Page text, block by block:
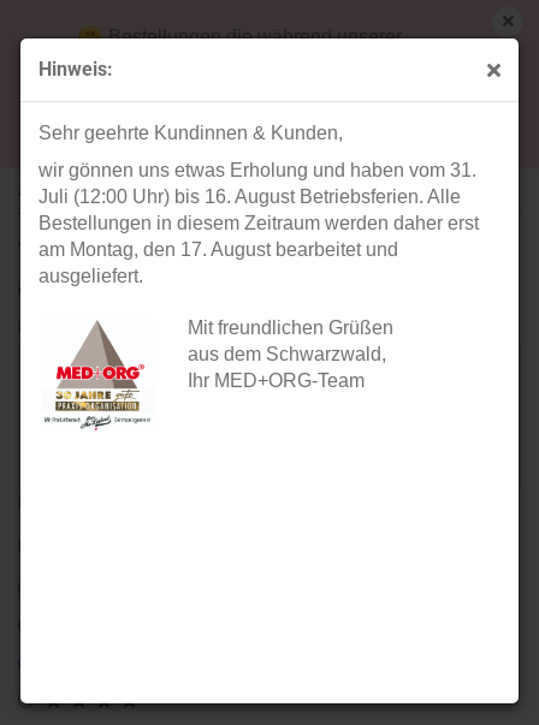
Hinweis:
Sehr geehrte Kundinnen & Kunden,
wir gönnen uns etwas Erholung und haben vom 31.
Juli (12:00 Uhr) bis 16. August Betriebsferien. Alle
Bestellungen in diesem Zeitraum werden daher erst
am Montag, den 17. August bearbeitet und
ausgeliefert.
Mit freundlichen Grüßen
aus dem Schwarzwald,
Ihr MED+ORG-Team
Bestellungen die während unserer
Betriebsferien (31. Juli ab 12:00 Uhr bis 16.
ARTIKEL: EXNER SCHLUPFKASACK UNISEX BORDEAUX XS BIS 8XL
Verfasser:
Ihre Meinung: